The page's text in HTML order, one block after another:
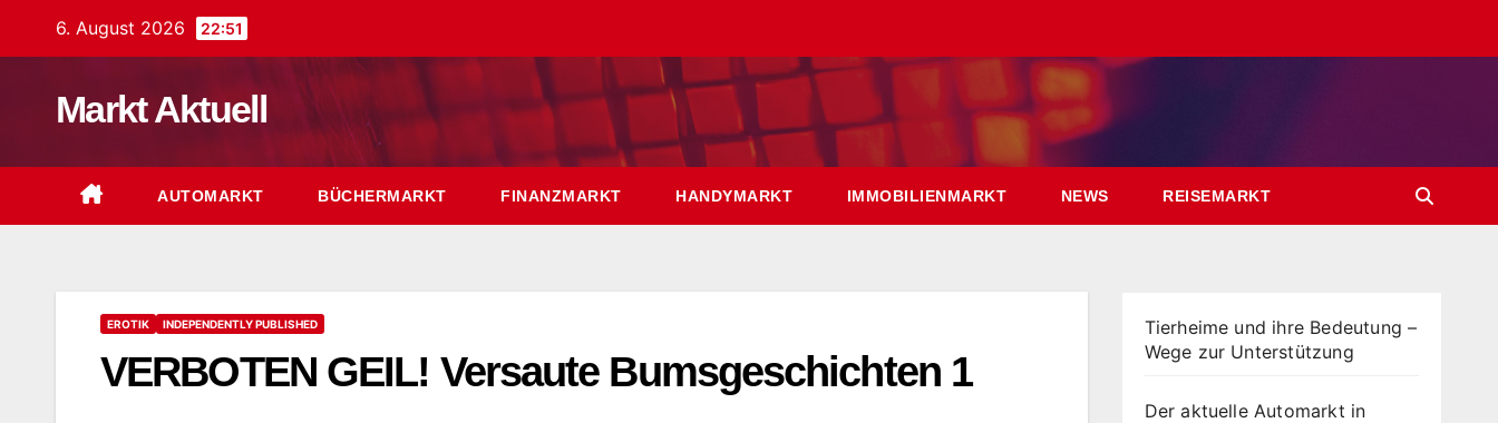
6. August 2026 22:51
Markt Aktuell
AUTOMARKT BÜCHERMARKT FINANZMARKT HANDYMARKT IMMOBILIENMARKT NEWS REISEMARKT
EROTIK INDEPENDENTLY PUBLISHED
VERBOTEN GEIL! Versaute Bumsgeschichten 1
Tierheime und ihre Bedeutung –
Wege zur Unterstützung
Der aktuelle Automarkt in